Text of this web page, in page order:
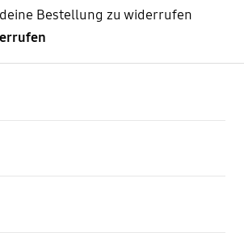
Bestellung zu widerrufen